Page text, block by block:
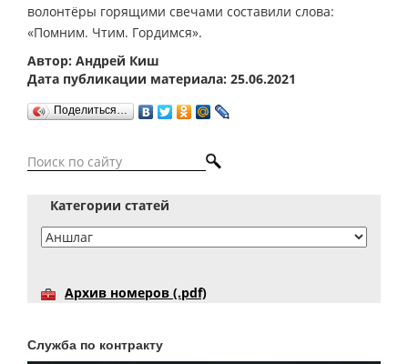
волонтёры горящими свечами составили слова:
«Помним. Чтим. Гордимся».
Автор: Андрей Киш
Дата публикации материала: 25.06.2021
Поделиться…
Категории статей
Архив номеров (.pdf)
Служба по контракту